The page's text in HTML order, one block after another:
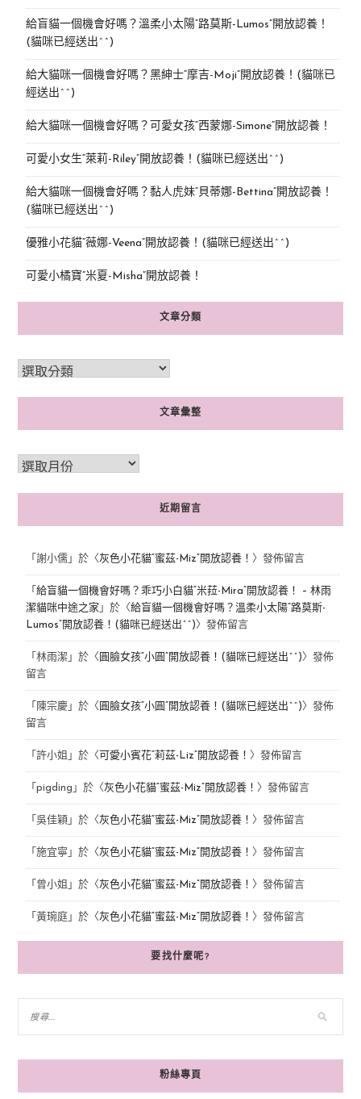
給盲貓一個機會好嗎？溫柔小太陽“路莫斯-Lumos”開放認養！
(貓咪已經送出^^)
給大貓咪一個機會好嗎？黑紳士“摩吉-Moji”開放認養！(貓咪已
經送出^^)
給大貓咪一個機會好嗎？可愛女孩“西蒙娜-Simone“開放認養！
可愛小女生“萊莉-Riley”開放認養！(貓咪已經送出^^)
給大貓咪一個機會好嗎？黏人虎妹“貝蒂娜-Bettina”開放認養！
(貓咪已經送出^^)
優雅小花貓“薇娜-Veena”開放認養！(貓咪已經送出^^)
可愛小橘寶”米夏-Misha”開放認養！
文章分類
文章彙整
近期留言
「 謝小儒」於〈灰色小花貓“蜜茲-Miz”開放認養！ 〉發佈留言
「 給盲貓一個機會好嗎？乖巧小白貓“米菈-Mira”開放認養！ – 林雨
潔貓咪中途之家 」於〈給盲貓一個機會好嗎？溫柔小太陽“路莫斯-
Lumos”開放認養！(貓咪已經送出^^)〉發佈留言
「 林雨潔 」於〈 圓臉女孩“小圓”開放認養！(貓咪已經送出^^)〉發佈
留言
「 陳宗慶」於〈 圓臉女孩“小圓”開放認養！(貓咪已經送出^^)〉發佈
留言
「 許小姐 」於〈 可愛小賓花“莉茲-Liz”開放認養！ 〉發佈留言
「 pigding 」於〈灰色小花貓“蜜茲-Miz”開放認養！ 〉發佈留言
「 吳佳穎 」於〈灰色小花貓“蜜茲-Miz”開放認養！ 〉發佈留言
「 施宜寧 」於〈灰色小花貓“蜜茲-Miz”開放認養！ 〉發佈留言
「 曾小姐 」於〈灰色小花貓“蜜茲-Miz”開放認養！ 〉發佈留言
「 黃琬庭」於〈灰色小花貓“蜜茲-Miz”開放認養！ 〉發佈留言
要找什麼呢?
粉絲專頁